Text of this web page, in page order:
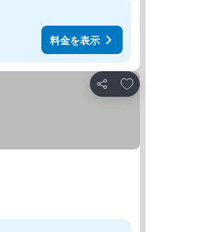
料金を表示
シェア
お気に入りに追加